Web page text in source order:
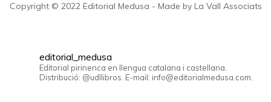
Copyright © 2022 Editorial Medusa - Made by La Vall Associats
editorial_medusa
Editorial pirinenca en llengua catalana i castellana.
Distribució: @udllibros. E-mail: info@editorialmedusa.com.